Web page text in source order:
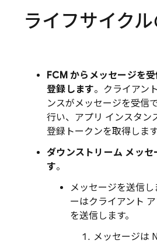
ライフサイク
FCM からメッセージを
登録します。クライアン
ンスがメッセージを受信
行い、アプリ インスタン
登録トークンを取得します
ダウンストリーム メッセ
す。
メッセージを送信
ーはクライアント
を送信します。
メッセージは